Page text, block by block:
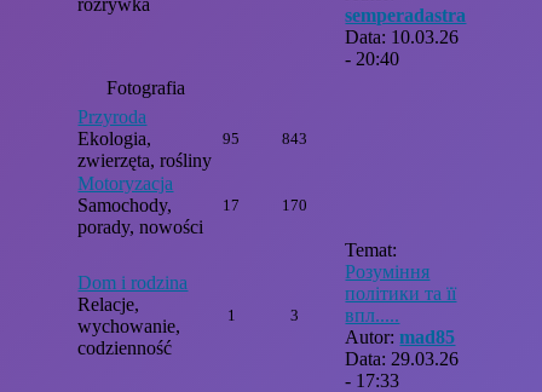
rozrywka
semperadastra
Data: 10.03.26
- 20:40
Fotografia
Przyroda
Ekologia,
zwierzęta, rośliny
95 843
Motoryzacja
Samochody,
porady, nowości
17 170
Dom i rodzina
Relacje,
wychowanie,
codzienność
1 3
Temat:
Розуміння
політики та її
впл.....
Autor:mad85
Data: 29.03.26
- 17:33